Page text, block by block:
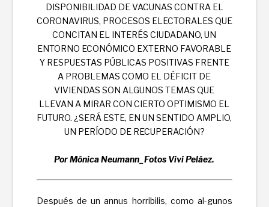
DISPONIBILIDAD DE VACUNAS CONTRA EL
CORONAVIRUS, PROCESOS ELECTORALES QUE
CONCITAN EL INTERÉS CIUDADANO, UN
ENTORNO ECONÓMICO EXTERNO FAVORABLE
Y RESPUESTAS PÚBLICAS POSITIVAS FRENTE
A PROBLEMAS COMO EL DÉFICIT DE
VIVIENDAS SON ALGUNOS TEMAS QUE
LLEVAN A MIRAR CON CIERTO OPTIMISMO EL
FUTURO. ¿SERÁ ESTE, EN UN SENTIDO AMPLIO,
UN PERÍODO DE RECUPERACIÓN?
Por Mónica Neumann_Fotos Vivi Peláez.
Después de un annus horribilis, como al-gunos